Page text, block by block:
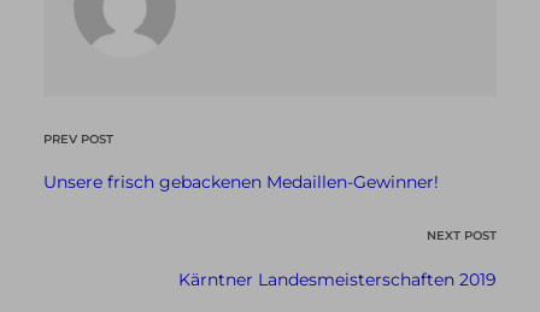
PREV POST
Unsere frisch gebackenen Medaillen-Gewinner!
NEXT POST
Kärntner Landesmeisterschaften 2019